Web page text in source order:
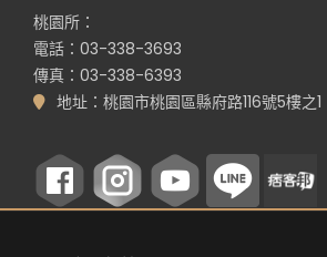
桃園所：
電話：03-338-3693
傳真：03-338-6393
地址：桃園市桃園區縣府路116號5樓之1